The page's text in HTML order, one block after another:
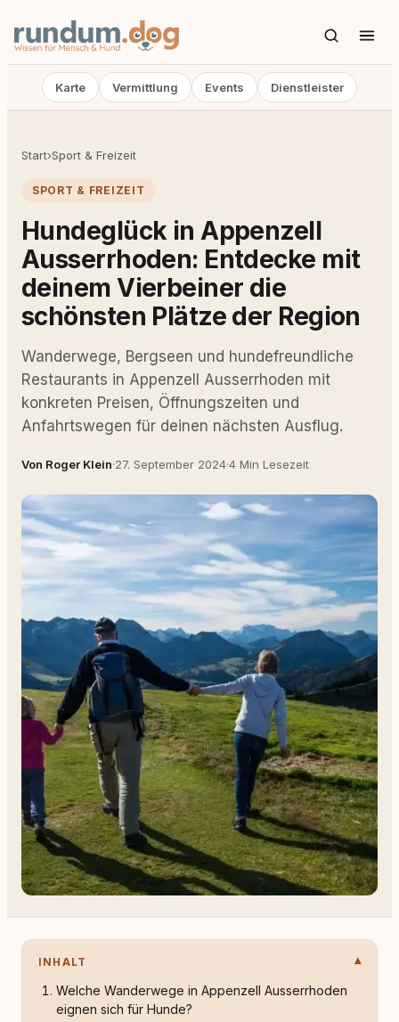
Karte Vermittlung Events Dienstleister
Start›Sport & Freizeit
SPORT & FREIZEIT
Hundeglück in Appenzell
Ausserrhoden: Entdecke mit
deinem Vierbeiner die
schönsten Plätze der Region
Wanderwege, Bergseen und hundefreundliche
Restaurants in Appenzell Ausserrhoden mit
konkreten Preisen, Öffnungszeiten und
Anfahrtswegen für deinen nächsten Ausflug.
Von Roger Klein·27. September 2024·4 Min Lesezeit
INHALT
Welche Wanderwege in Appenzell Ausserrhoden
eignen sich für Hunde?